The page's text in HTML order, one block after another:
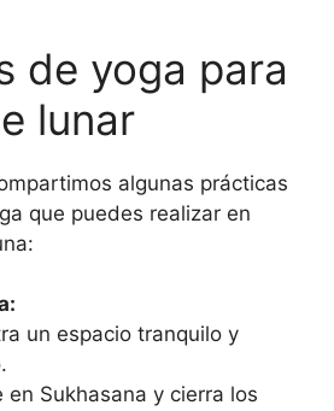
de yoga para
lunar
algunas prácticas
que puedes realizar en
un espacio tranquilo y
en Sukhasana y cierra los